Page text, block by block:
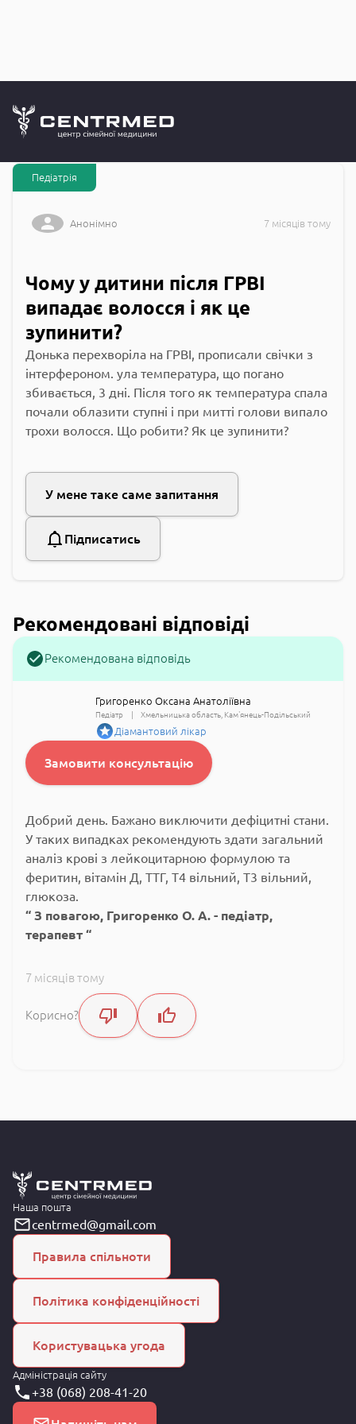
CENTRMED: Задай питання лікарю онлайн
Педіатрія
Анонімно 7 місяців тому
Чому у дитини після ГРВІ
випадає волосся і як це
зупинити?
Донька перехворіла на ГРВІ, прописали свічки з
інтерфероном. ула температура, що погано
збивається, 3 дні. Після того як температура спала
почали облазити ступні і при митті голови випало
трохи волосся. Що робити? Як це зупинити?
У мене таке саме запитання
Підписатись
Рекомендовані відповіді
Рекомендована відповідь
Григоренко Оксана Анатоліївна
Педіатр Хмельницька область Кам'янець-Подільський
Діамантовий лікар
Замовити консультацію
Добрий день. Бажано виключити дефіцитні стани.
У таких випадках рекомендують здати загальний
аналіз крові з лейкоцитарною формулою та
феритин, вітамін Д, ТТГ, Т4 вільний, Т3 вільний,
глюкоза.
З повагою, Григоренко О. А. - педіатр,
терапевт
7 місяців тому
Корисно?
Наша пошта
centrmed@gmail.com
Правила спільноти
Політика конфіденційності
Користувацька угода
Адміністрація сайту
+38 (068) 208-41-20